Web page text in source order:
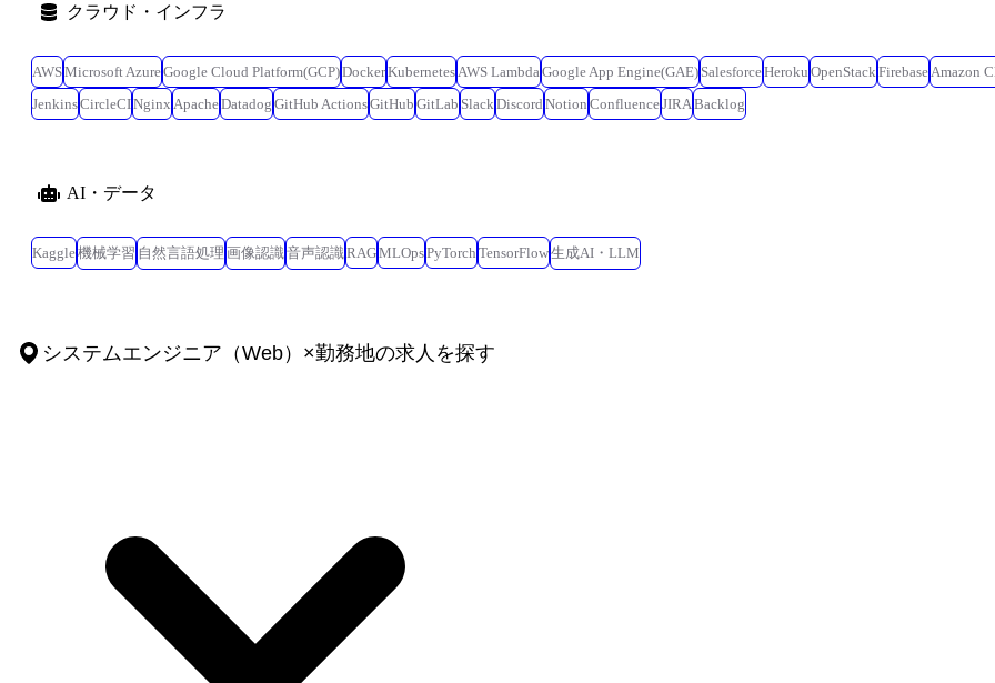
クラウド・インフラ
AWSMicrosoft AzureGoogle Cloud Platform(GCP)DockerKubernetes AWS Lambda Google App Engine(GAE) SalesforceHeroku OpenStack Firebase Amazon
JenkinsCircleCINginx ApacheDatadog GitHub ActionsGitHub GitLab Slack Discord Notion ConfluenceJIRA Backlog
AI・データ
Kaggle機械学習 自然言語処理 画像認識 音声認識 RAGMLOpsPyTorch TensorFlow生成AI・LLM
システムエンジニア（Web） ×勤務地の求人を探す